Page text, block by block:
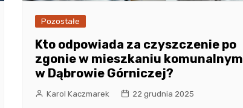
Pozostałe
Kto odpowiada za czyszczenie po
zgonie w mieszkaniu komunalnym
w Dąbrowie Górniczej?
Karol Kaczmarek 22 grudnia 2025